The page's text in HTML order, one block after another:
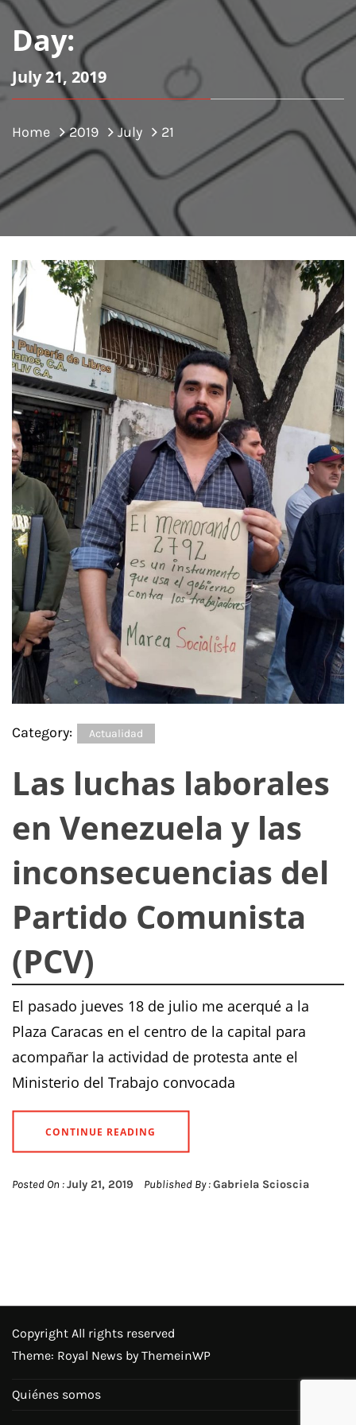
Day:
July 21, 2019
Home 2019 July 21
Category: Actualidad
Las luchas laborales
en Venezuela y las
inconsecuencias del
Partido Comunista
(PCV)
El pasado jueves 18 de julio me acerqué a la
Plaza Caracas en el centro de la capital para
acompañar la actividad de protesta ante el
Ministerio del Trabajo convocada
CONTINUE READING
Posted On :July 21, 2019 Published By :Gabriela Scioscia
Copyright All rights reserved
Theme: Royal News by ThemeinWP
Quiénes somos